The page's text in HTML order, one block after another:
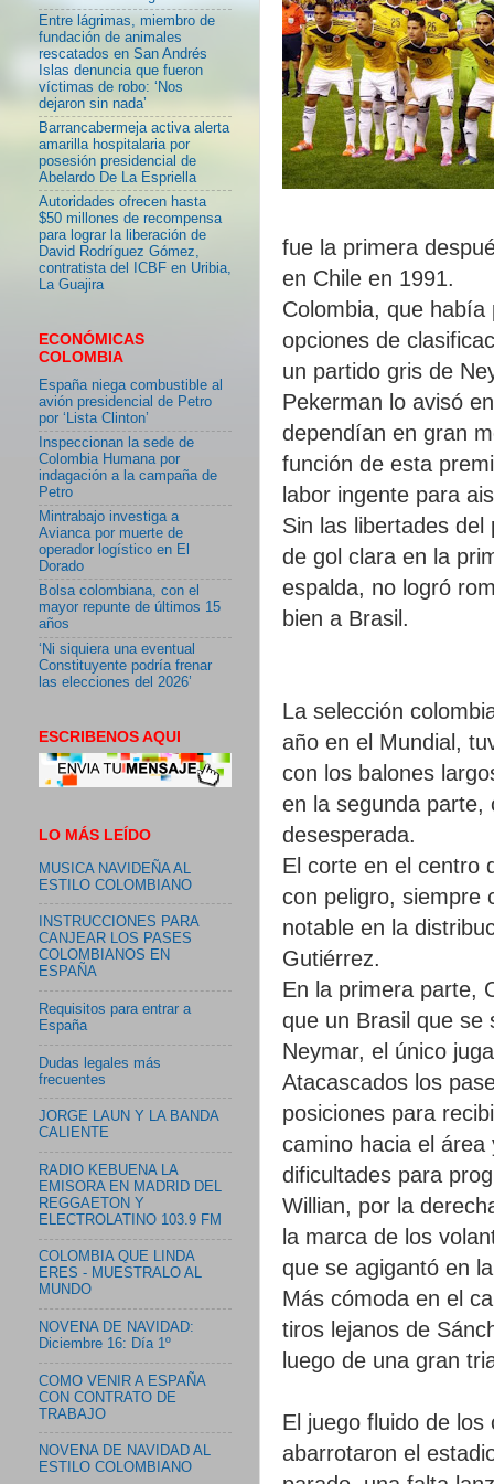
fue la primera
en Chile en 1991.
Colombia, que
opciones de
un partido gris de
Pekerman lo avisó
dependían en gran
función de esta
labor ingente para
Sin las libertades
de gol clara en la
espalda, no logró
bien a Brasil.
La selección
año en el Mundial,
con los balones
en la segunda parte,
desesperada.
El corte en el centro
con peligro, siempre
notable en la
Gutiérrez.
En la primera parte,
que un Brasil que se
Neymar, el único
Atacascados los
posiciones para
camino hacia el
dificultades para
Willian, por la
la marca de los
que se agigantó en
Más cómoda en el
tiros lejanos de
luego de una gran
El juego fluido de
abarrotaron el
Entre lágrimas, miembro de
fundación de animales
rescatados en San Andrés
Islas denuncia que fueron
víctimas de robo: ‘Nos
dejaron sin nada’
Barrancabermeja activa alerta
amarilla hospitalaria por
posesión presidencial de
Abelardo De La Espriella
Autoridades ofrecen hasta
$50 millones de recompensa
para lograr la liberación de
David Rodríguez Gómez,
contratista del ICBF en Uribia,
La Guajira
ECONÓMICAS
COLOMBIA
España niega combustible al
avión presidencial de Petro
por ‘Lista Clinton’
Inspeccionan la sede de
Colombia Humana por
indagación a la campaña de
Petro
Mintrabajo investiga a
Avianca por muerte de
operador logístico en El
Dorado
Bolsa colombiana, con el
mayor repunte de últimos 15
años
‘Ni siquiera una eventual
Constituyente podría frenar
las elecciones del 2026’
ESCRIBENOS AQUI
LO MÁS LEÍDO
MUSICA NAVIDEÑA AL
ESTILO COLOMBIANO
INSTRUCCIONES PARA
CANJEAR LOS PASES
COLOMBIANOS EN
ESPAÑA
Requisitos para entrar a
España
Dudas legales más
frecuentes
JORGE LAUN Y LA BANDA
CALIENTE
RADIO KEBUENA LA
EMISORA EN MADRID DEL
REGGAETON Y
ELECTROLATINO 103.9 FM
COLOMBIA QUE LINDA
ERES - MUESTRALO AL
MUNDO
NOVENA DE NAVIDAD:
Diciembre 16: Día 1º
COMO VENIR A ESPAÑA
CON CONTRATO DE
TRABAJO
NOVENA DE NAVIDAD AL
ESTILO COLOMBIANO